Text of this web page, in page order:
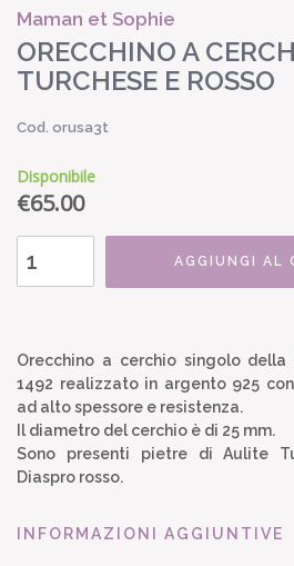
Maman et Sophie
ORECCHINO A
TURCHESE E ROSSO
Cod. orusa3t
Disponibile
€65.00
AGGIUNGI AL
Orecchino a cerchio singolo della
1492 realizzato in argento 925
ad alto spessore e resistenza.
Il diametro del cerchio è di 25 mm.
Sono presenti pietre di Aulite
Diaspro rosso.
INFORMAZIONI AGGIUNTIVE